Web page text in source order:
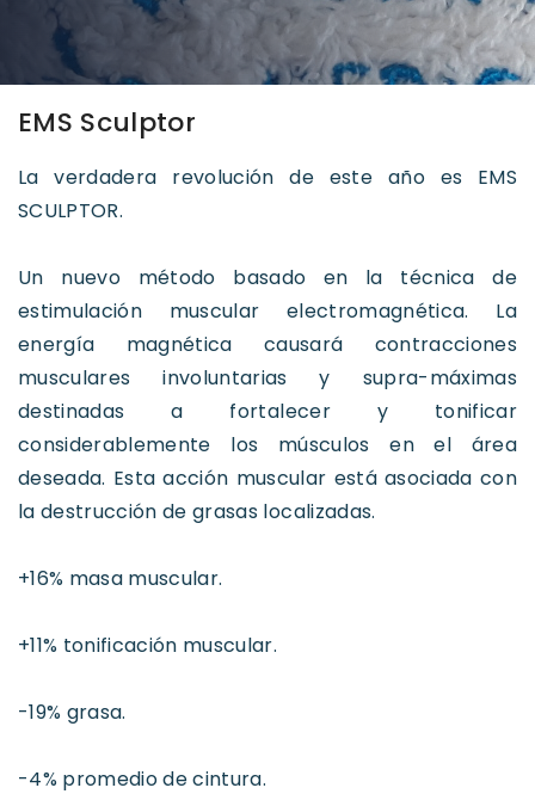
EMS Sculptor
La verdadera revolución de este año es EMS
SCULPTOR.
Un nuevo método basado en la técnica de
estimulación muscular electromagnética. La
energía magnética causará contracciones
musculares involuntarias y supra-máximas
destinadas a fortalecer y tonificar
considerablemente los músculos en el área
deseada. Esta acción muscular está asociada con
la destrucción de grasas localizadas.
+16% masa muscular.
+11% tonificación muscular.
-19% grasa.
-4% promedio de cintura.